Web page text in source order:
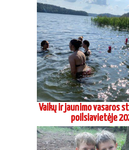
Vaikų ir jaunimo vasaros
poilsiavietėje